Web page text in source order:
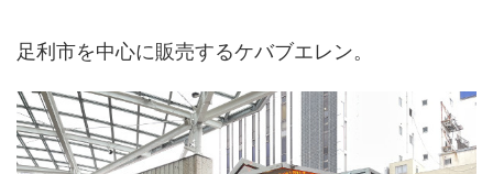
足利市を中心に販売するケバブエレン。